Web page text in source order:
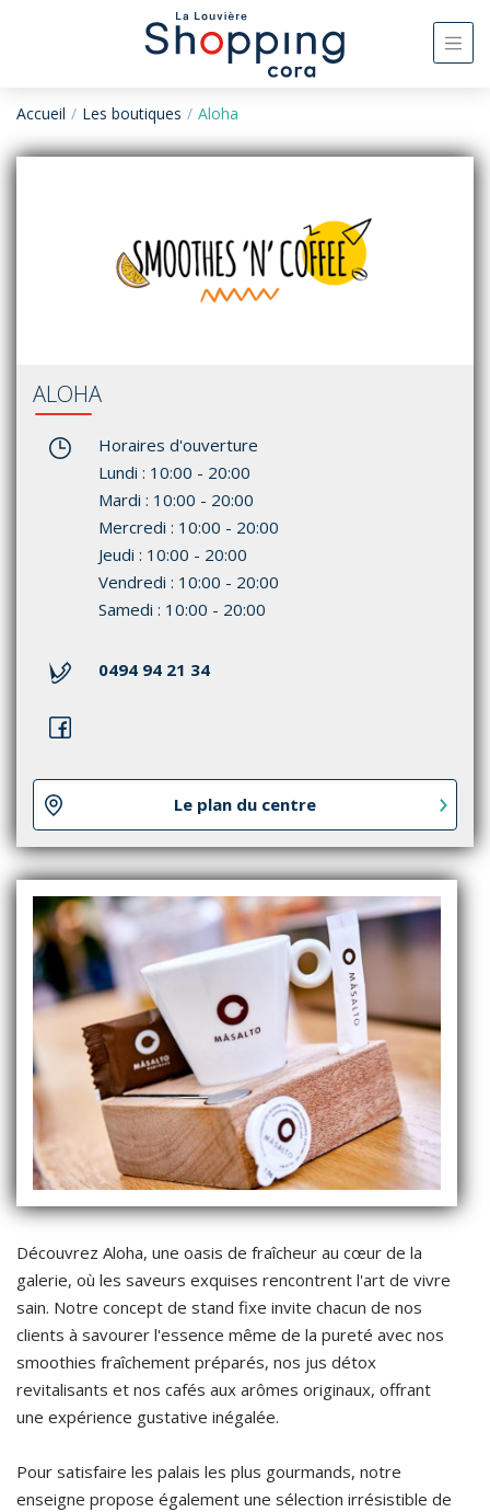
Accueil Les boutiques Aloha
Découvrez Aloha, une oasis de fraîcheur au cœur de la
galerie, où les saveurs exquises rencontrent l'art de vivre
sain. Notre concept de stand fixe invite chacun de nos
clients à savourer l'essence même de la pureté avec nos
smoothies fraîchement préparés, nos jus détox
revitalisants et nos cafés aux arômes originaux, offrant
une expérience gustative inégalée.
Pour satisfaire les palais les plus gourmands, notre
enseigne propose également une sélection irrésistible de
ALOHA
Horaires d'ouverture
Lundi : 10:00 - 20:00
Mardi : 10:00 - 20:00
Mercredi : 10:00 - 20:00
Jeudi : 10:00 - 20:00
Vendredi : 10:00 - 20:00
Samedi : 10:00 - 20:00
0494 94 21 34
Le plan du centre